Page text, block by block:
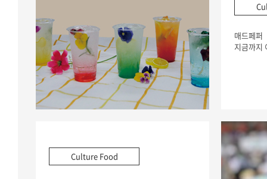
매드페퍼
지금까지
Culture Food